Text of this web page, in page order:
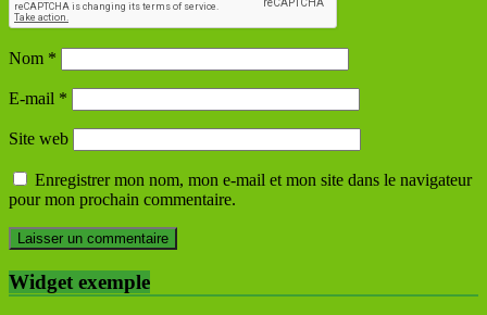
Nom *
E-mail *
Site web
Enregistrer mon nom, mon e-mail et mon site dans le navigateur
pour mon prochain commentaire.
Widget exemple